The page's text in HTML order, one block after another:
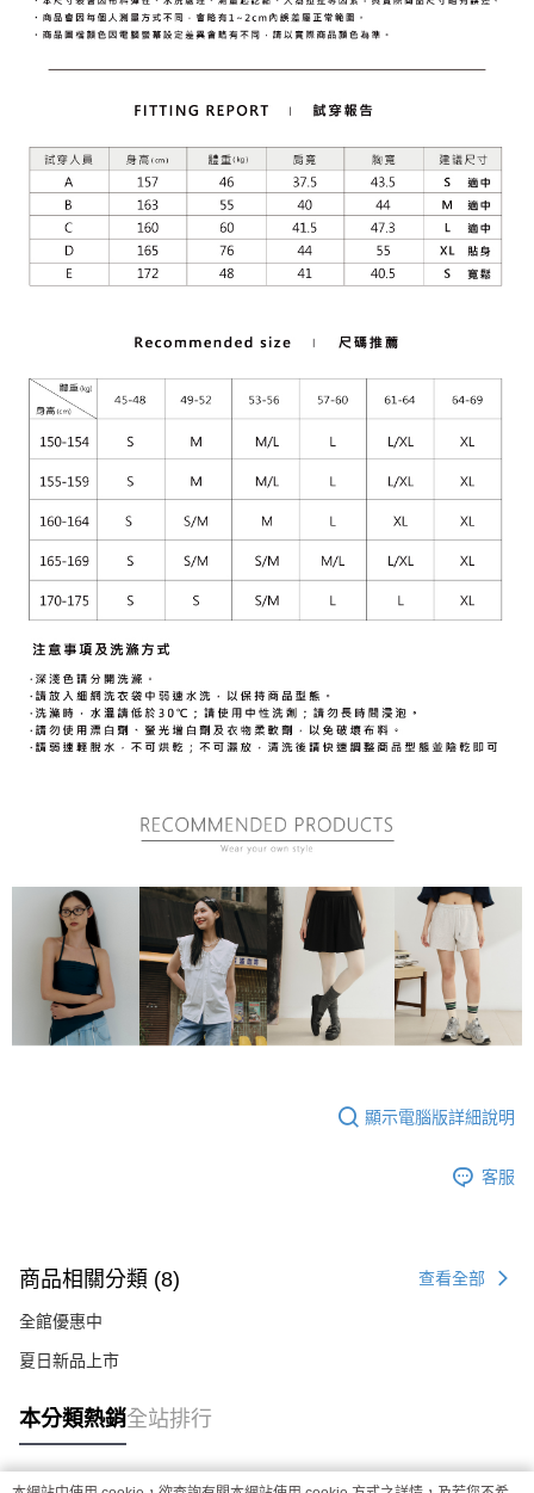
顯示電腦版詳細說明
客服
商品相關分類 (8) 查看全部
全館優惠中
夏日新品上市
本分類熱銷全站排行